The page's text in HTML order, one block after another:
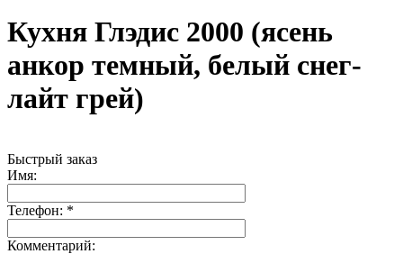
Кухня Глэдис 2000 (ясень
анкор темный, белый снег-
лайт грей)
Быстрый заказ
Имя:
Телефон: *
Комментарий: